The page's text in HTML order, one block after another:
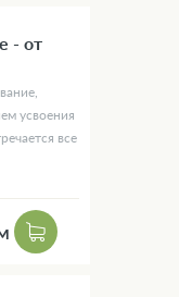
- от
усвоения
все